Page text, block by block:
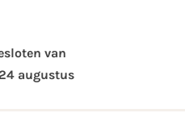
van
augustus